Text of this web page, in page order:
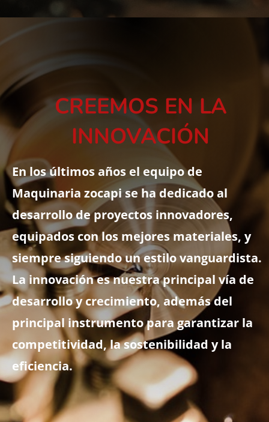
CREEMOS EN LA
INNOVACIÓN
En los últimos años el equipo de
Maquinaria zocapi se ha dedicado al
desarrollo de proyectos innovadores,
equipados con los mejores materiales, y
siempre siguiendo un estilo vanguardista.
La innovación es nuestra principal vía de
desarrollo y crecimiento, además del
principal instrumento para garantizar la
competitividad, la sostenibilidad y la
eficiencia.